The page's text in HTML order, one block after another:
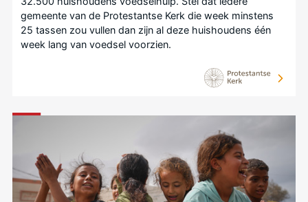
gemeente van de Protestantse Kerk die week minstens
25 tassen zou vullen dan zijn al deze huishoudens één
week lang van voedsel voorzien.